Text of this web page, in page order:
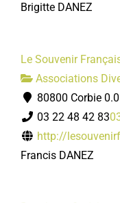
Brigitte DANEZ
Le Souvenir
Associations
80800 Corbie
03 22 48 42 83
http://
Francis DANEZ